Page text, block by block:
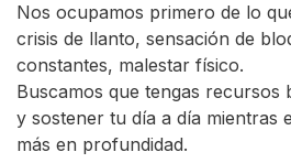
Nos ocupamos primero de lo
crisis de llanto, sensación de
constantes, malestar físico.
Buscamos que tengas recursos
y sostener tu día a día mientras
más en profundidad.